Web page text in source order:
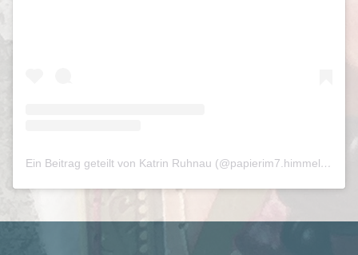
Ein Beitrag geteilt von Katrin Ruhnau (@papierim7.himmel)am